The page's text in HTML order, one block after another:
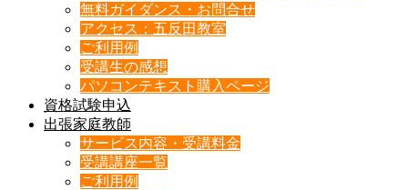
無料ガイダンス・お問合せ
アクセス：五反田教室
ご利用例
受講生の感想
パソコンテキスト購入ページ
資格試験申込
出張家庭教師
サービス内容・受講料金
受講講座一覧
ご利用例